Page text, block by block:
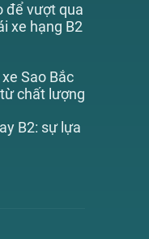
để vượt qua
xe hạng B2
Sao Bắc
chất lượng
B2: sự lựa